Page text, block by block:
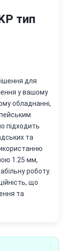
тип
для
у вашому
обладнанні,
підходить
та
1.25 мм,
роботу.
що
та